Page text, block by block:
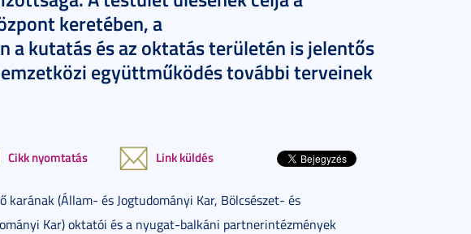
keretében, a
a kutatás és az oktatás területén is jelentős
együttműködés további terveinek
Cikk nyomtatás Link küldés
karának (Állam- és Jogtudományi Kar, Bölcsészet- és
Kar) oktatói és a nyugat-balkáni partnerintézmények